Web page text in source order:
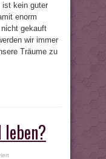
kein guter
enorm
gekauft
wir immer
Träume zu
leben?
für